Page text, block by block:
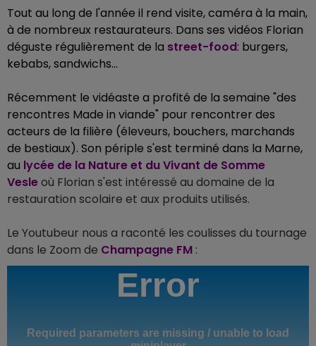
Tout au long de l'année il rend visite, caméra à la main,
à de nombreux restaurateurs. Dans ses vidéos Florian
déguste régulièrement de la street-food: burgers,
kebabs, sandwichs...
Récemment le vidéaste a profité de la semaine "des
rencontres Made in viande" pour rencontrer des
acteurs de la filière (éleveurs, bouchers, marchands
de bestiaux). Son périple s'est terminé dans la Marne,
au lycée de la Nature et du Vivant de Somme
Vesleoù Florian s'est intéressé au domaine de la
restauration scolaire et aux produits utilisés.
Le Youtubeur nous a raconté les coulisses du tournage
dans le Zoom de Champagne FM :